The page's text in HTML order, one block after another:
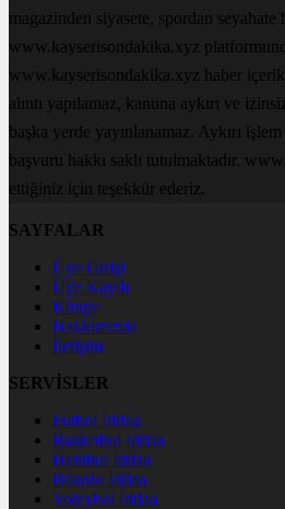
magazinden siyasete, spordan
www.kayserisondakika.xyz
www.kayserisondakika.xyz haber
alıntı yapılamaz, kanuna aykırı ve
başka yerde yayınlanamaz. Aykırı
başvuru hakkı saklı tutulmaktadır.
ettiğiniz için teşekkür ederiz.
SAYFALAR
Üye Girişi
Üye Kaydı
Künye
Hakkımızda
İletişim
SERVİSLER
Futbol İddaa
Basketbol İddaa
Hentbol İddaa
Bilardo İddaa
Voleybol İddaa